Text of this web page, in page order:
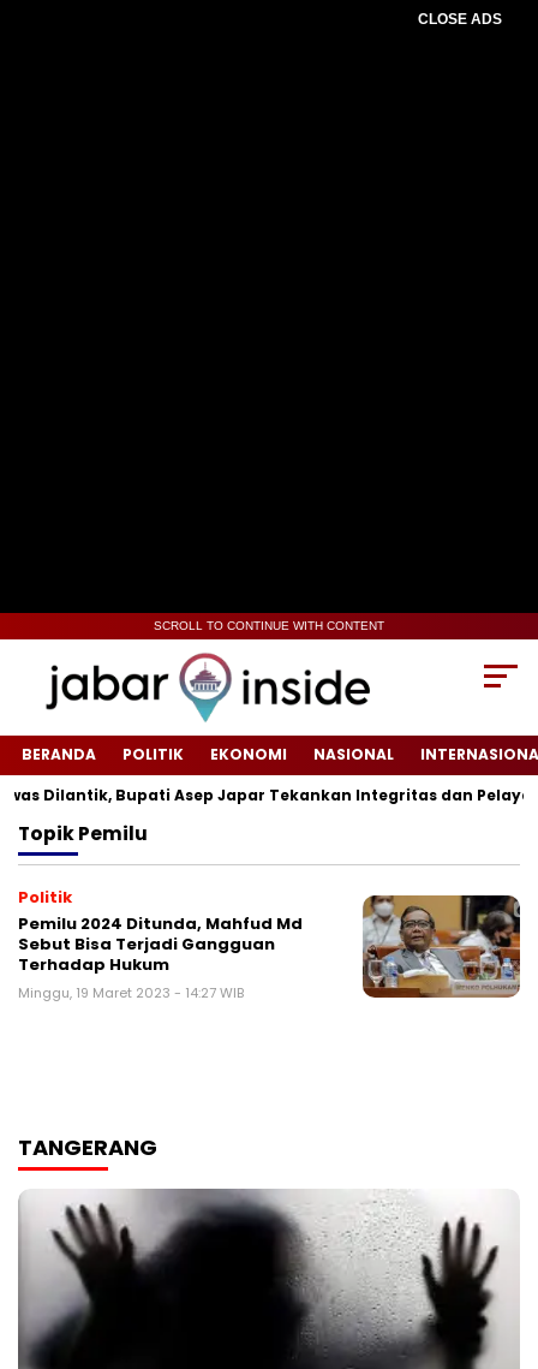
CLOSE ADS
SCROLL TO CONTINUE WITH CONTENT
BERANDA POLITIK EKONOMI NASIONAL
Dilantik, Bupati Asep Japar Tekankan Integritas dan
TopikPemilu
Politik
Pemilu 2024 Ditunda, Mahfud Md
Sebut Bisa Terjadi Gangguan
Terhadap Hukum
Minggu, 19 Maret 2023 - 14:27 WIB
TANGERANG